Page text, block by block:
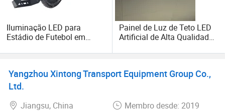
Iluminação LED para
Estádio de Futebol em
IP65
Painel de Luz de Teto LED
Artificial de Alta Qualidade
Yangzhou Xintong Transport Equipment Group Co.,
Ltd.
Jiangsu, China
Membro desde: 2019